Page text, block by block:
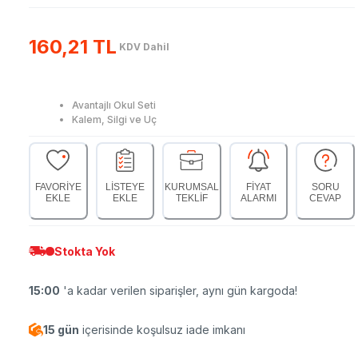
160,21 TL KDV Dahil
Avantajlı Okul Seti
Kalem, Silgi ve Uç
FAVORİYE
EKLE
LİSTEYE
EKLE
KURUMSAL
TEKLİF
FİYAT
ALARMI
SORU
CEVAP
Stokta Yok
15:00 'a kadar verilen siparişler, aynı gün kargoda!
15 gün içerisinde koşulsuz iade imkanı